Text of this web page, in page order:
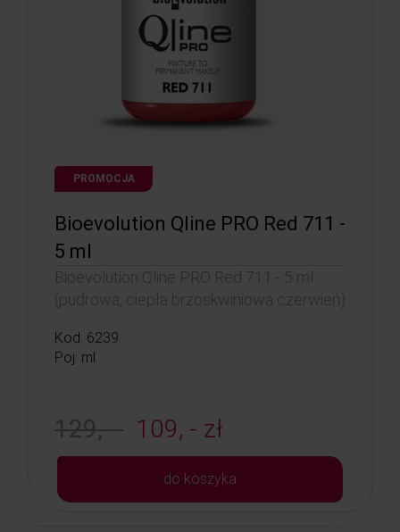
PROMOCJA
Bioevolution Qline PRO Red 711 -
5 ml
Bioevolution Qline PRO Red 711 - 5 ml
(pudrowa, ciepła brzoskwiniowa czerwień)
Kod: 6239
Poj: ml
129, - 109, - zł
do koszyka